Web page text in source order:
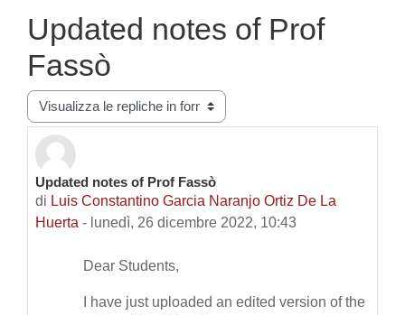
Updated notes of Prof
Fassò
Modalità visualizzazione
Updated notes of Prof Fassò
di Luis Constantino Garcia Naranjo Ortiz De La
Huerta - lunedì, 26 dicembre 2022, 10:43
Numero di risposte: 0
Dear Students,
I have just uploaded an edited version of the